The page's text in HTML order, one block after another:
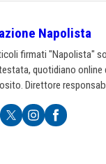
Napolista
firmati "Napolista"
quotidiano
Direttore